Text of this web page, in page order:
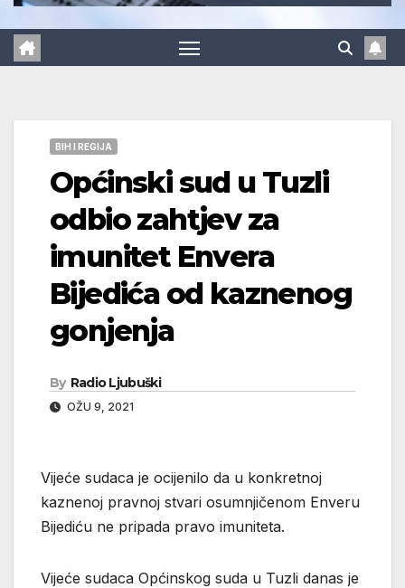
BIH I REGIJA
Općinski sud u Tuzli
odbio zahtjev za
imunitet Envera
Bijedića od kaznenog
gonjenja
By Radio Ljubuški
OŽU 9, 2021
Vijeće sudaca je ocijenilo da u konkretnoj
kaznenoj pravnoj stvari osumnjičenom Enveru
Bijediću ne pripada pravo imuniteta.
Vijeće sudaca Općinskog suda u Tuzli danas je